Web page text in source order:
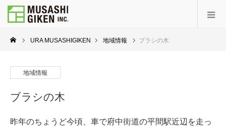
URA MUSASHIGIKEN 地域情報 ブラシの木
地域情報
ブラシの木
昨年のちょうど今頃、車で府中街道の平間駅近辺を走っ